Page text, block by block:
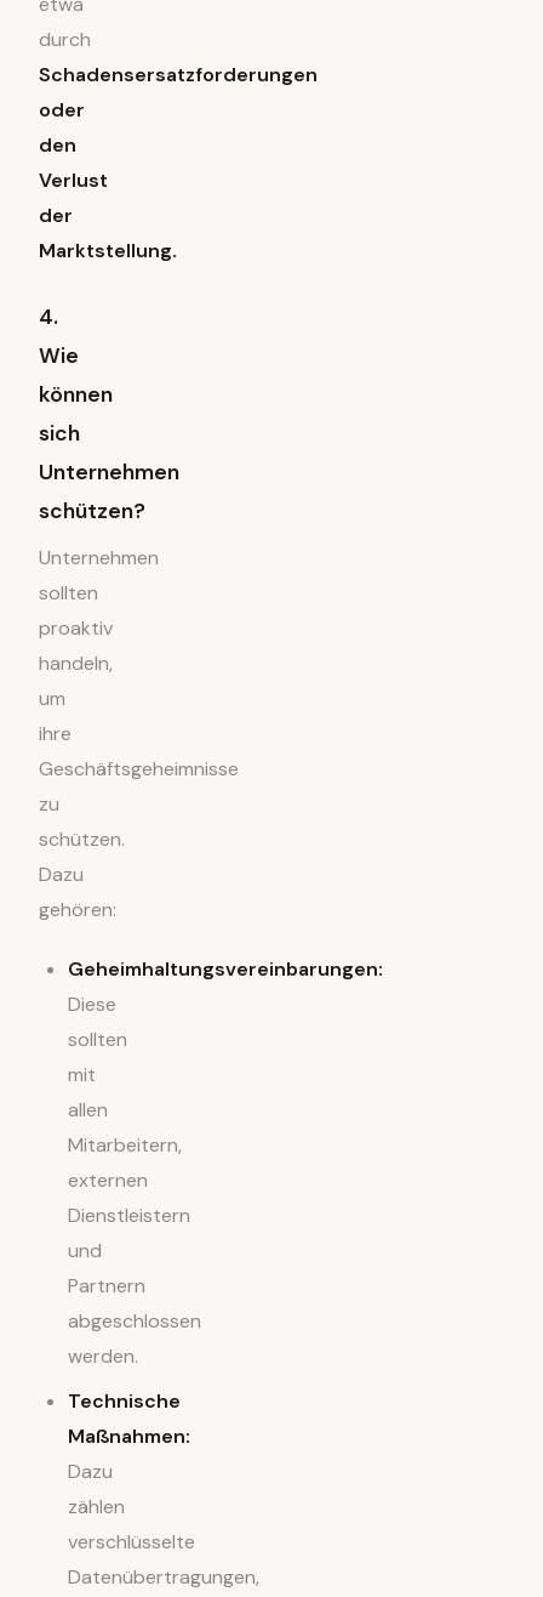
durch
Schadensersatzforderungen
oder
den
Verlust
der
Marktstellung.
4.
Wie
können
sich
Unternehmen
schützen?
Unternehmen
sollten
proaktiv
handeln,
um
ihre
Geschäftsgeheimnisse
zu
schützen.
Dazu
gehören:
Geheimhaltungsvereinbarungen:
Diese
sollten
mit
allen
Mitarbeitern,
externen
Dienstleistern
und
Partnern
abgeschlossen
werden.
Technische
Maßnahmen:
Dazu
zählen
verschlüsselte
Datenübertragungen,